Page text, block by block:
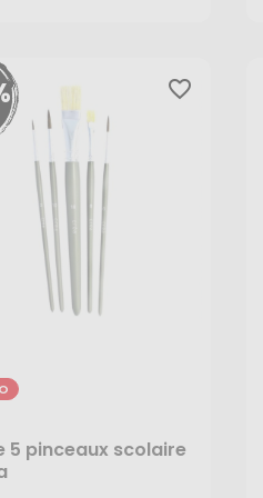
favorite_border
5 pinceaux scolaire